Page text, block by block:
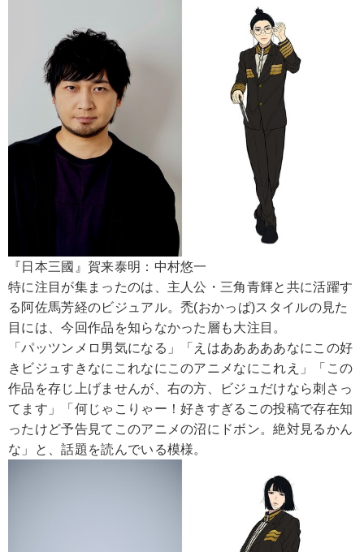
『日本三國』賀来泰明：中村悠一
特に注目が集まったのは、主人公・三角青輝と共に活躍す
る阿佐馬芳経のビジュアル。禿(おかっぱ)スタイルの見た
目には、今回作品を知らなかった層も大注目。
「パッツンメロ男気になる」「えはあああああなにこの好
きビジュすきなにこれなにこのアニメなにこれえ」「この
作品を存じ上げませんが、右の方、ビジュだけなら刺さっ
てます」「何じゃこりゃー！好きすぎるこの投稿で存在知
ったけど予告見てこのアニメの沼にドボン。絶対見るかん
な」と、話題を読んでいる模様。